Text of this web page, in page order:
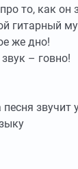
то, как он
гитарный
же дно!
– говно!
звучит